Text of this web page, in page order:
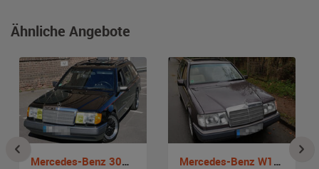
Ähnliche Angebote
Mercedes-Benz 300TE W 124 Mercedes-Benz W124 280 TE